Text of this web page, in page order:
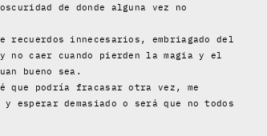
de donde alguna vez no
innecesarios, embriagado del
no caer cuando pierden la magia y el
bueno sea.
que podría fracasar otra vez, me
demasiado o será que no todos